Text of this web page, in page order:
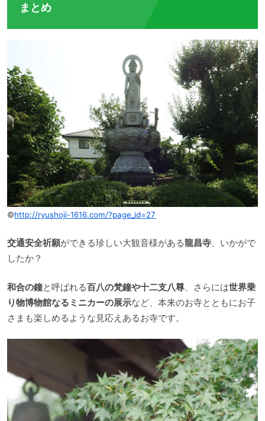
まとめ
©http://ryushoji-1616.com/?page_id=27
交通安全祈願ができる珍しい大観音様がある龍昌寺、いかがで
したか？
和合の鐘と呼ばれる百八の梵鐘や十二支八尊、さらには世界乗
り物博物館なるミニカーの展示など、本来のお寺とともにお子
さまも楽しめるような見応えあるお寺です。